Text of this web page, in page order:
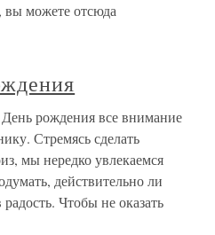
вы можете отсюда
рождения все внимание
Стремясь сделать
мы нередко увлекаемся
действительно ли
Чтобы не оказать